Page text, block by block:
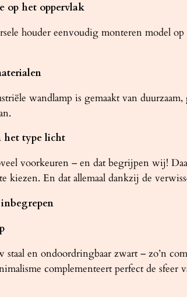
op het oppervlak
houder eenvoudig monteren model
wandlamp is gemaakt van duurzaam,
het type licht
voorkeuren – en dat begrijpen wij!
kiezen. En dat allemaal dankzij de
staal en ondoordringbaar zwart – zo’n
complementeert perfect de